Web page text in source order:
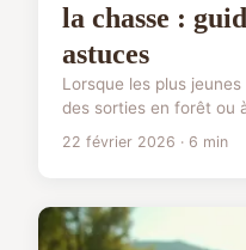
la chasse :
astuces
Lorsque les plus
des sorties en forêt ou
22 février 2026 · 6 min